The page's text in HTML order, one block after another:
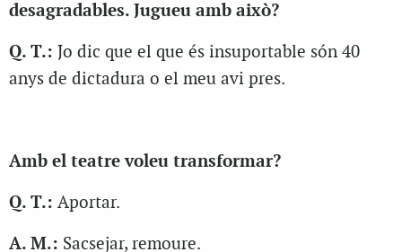
desagradables. Jugueu amb això?
Q. T.: Jo dic que el que és insuportable són 40
anys de dictadura o el meu avi pres.
Amb el teatre voleu transformar?
Q. T.: Aportar.
A. M.: Sacsejar, remoure.